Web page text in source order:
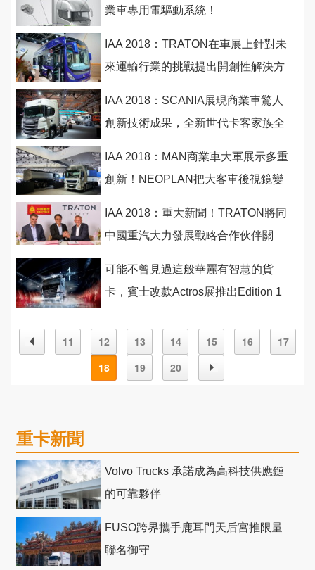
業車專用電驅動系統！
IAA 2018：TRATON在車展上針對未
來運輸行業的挑戰提出開創性解決方
IAA 2018：SCANIA展現商業車驚人
創新技術成果，全新世代卡客家族全
IAA 2018：MAN商業車大軍展示多重
創新！NEOPLAN把大客車後視鏡變
IAA 2018：重大新聞！TRATON將同
中國重汽大力發展戰略合作伙伴關
可能不曾見過這般華麗有智慧的貨
卡，賓士改款Actros展推出Edition 1
11 12 13 14 15 16
17
18
19 20
重卡新聞
Volvo Trucks 承諾成為高科技供應鏈
的可靠夥伴
FUSO跨界攜手鹿耳門天后宮推限量
聯名御守